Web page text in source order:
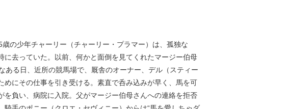
の少年チャーリー（チャーリー・プラマー）は、孤独な
去っていた。以前、何かと面倒を見てくれたマージー伯母
る日、近所の競馬場で、厩舎のオーナー、デル（スティー
にその仕事を引き受ける。素直で呑み込みが早く、馬を可
負い、病院に入院。父がマージー伯母さんへの連絡を拒否